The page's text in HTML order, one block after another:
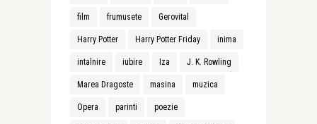
film frumusete Gerovital
Harry Potter Harry Potter Friday inima
intalnire iubire Iza J. K. Rowling
Marea Dragoste masina muzica
Opera parinti poezie